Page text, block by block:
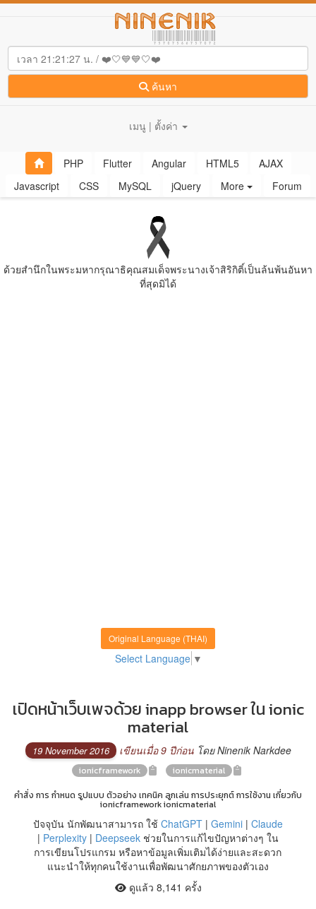
ค้นหา
เมนู | ตั้งค่า
PHP Flutter Angular HTML5
AJAX
Javascript
CSS MySQL jQuery More Forum
ด้วยสํานึกในพระมหากรุณาธิคุณสมเด็จพระนางเจ้าสิริกิติ์เป็นล้นพ้นอันหา
ที่สุดมิได้
Original Language (THAI)
Select Language ▼
เปิดหน้าเว็บเพจด้วย inapp browser ใน ionic
material
19 November 2016 เขียนเมื่อ 9 ปีก่อนโดย Ninenik Narkdee
ionicframework
ionicmaterial
คำสั่ง การ กำหนด รูปแบบ ตัวอย่าง เทคนิค ลูกเล่น การประยุกต์ การใช้งาน เกี่ยวกับ
ionicframework ionicmaterial
ปัจจุบัน นักพัฒนาสามารถ ใช้ ChatGPT| Gemini| Claude
| Perplexity| Deepseekช่วยในการแก้ไขปัญหาต่างๆ ใน
การเขียนโปรแกรม หรือหาข้อมูลเพิ่มเติมได้ง่ายและสะดวก
แนะนำให้ทุกคนใช้งานเพื่อพัฒนาศักยภาพของตัวเอง
ดูแล้ว 8,141 ครั้ง